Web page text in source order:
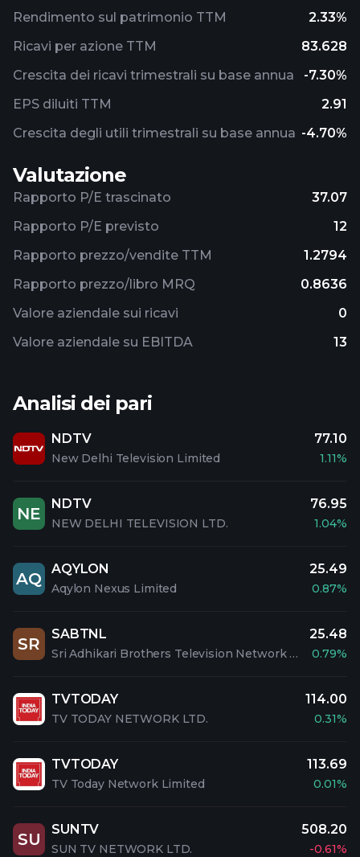
Rendimento sul patrimonio TTM
2.33%
Ricavi per azione TTM
83.628
Crescita dei ricavi trimestrali su base annua
-7.30%
EPS diluiti TTM
2.91
Crescita degli utili trimestrali su base annua -4.70%
Valutazione
Rapporto P/E trascinato
37.07
Rapporto P/E previsto
12
Rapporto prezzo/vendite TTM
1.2794
Rapporto prezzo/libro MRQ
0.8636
Valore aziendale sui ricavi
0
Valore aziendale su EBITDA
13
Analisi dei pari
NDTV
New Delhi Television Limited
77.10
1.11%
NE
NDTV
NEW DELHI TELEVISION LTD.
76.95
1.04%
AQ
AQYLON
Aqylon Nexus Limited
25.49
0.87%
SR
SABTNL
Sri Adhikari Brothers Television Network Limited
25.48
0.79%
TVTODAY
TV TODAY NETWORK LTD.
114.00
0.31%
TVTODAY
TV Today Network Limited
113.69
0.01%
SU
SUNTV
SUN TV NETWORK LTD.
508.20
-0.61%